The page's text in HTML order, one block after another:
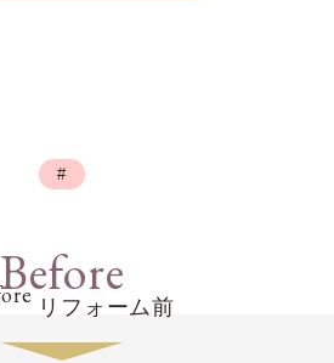
#
Before
リフォーム前